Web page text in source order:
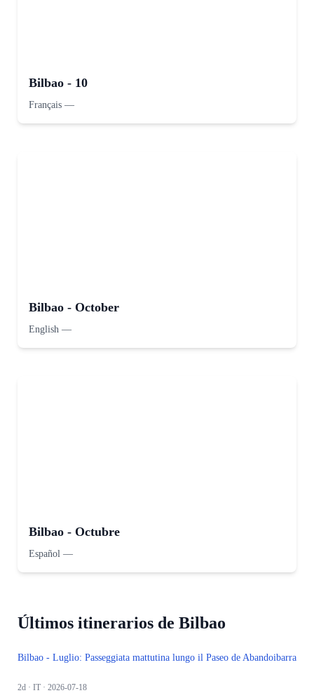
Bilbao - 10
Français —
Bilbao - October
English —
Bilbao - Octubre
Español —
Últimos itinerarios de Bilbao
Bilbao - Luglio: Passeggiata mattutina lungo il Paseo de Abandoibarra
2d · IT · 2026-07-18